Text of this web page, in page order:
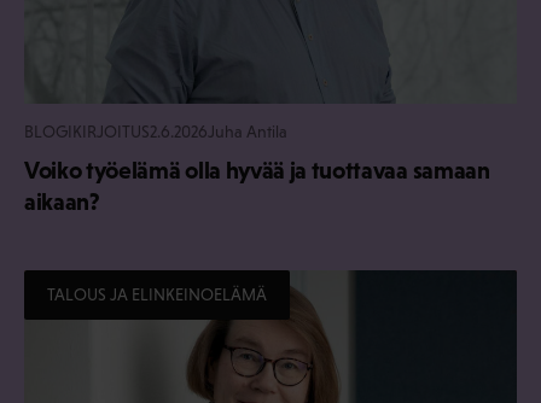
BLOGIKIRJOITUS2.6.2026 Juha Antila
Voiko työelämä olla hyvää ja tuottavaa samaan
aikaan?
TALOUS JA ELINKEINOELÄMÄ